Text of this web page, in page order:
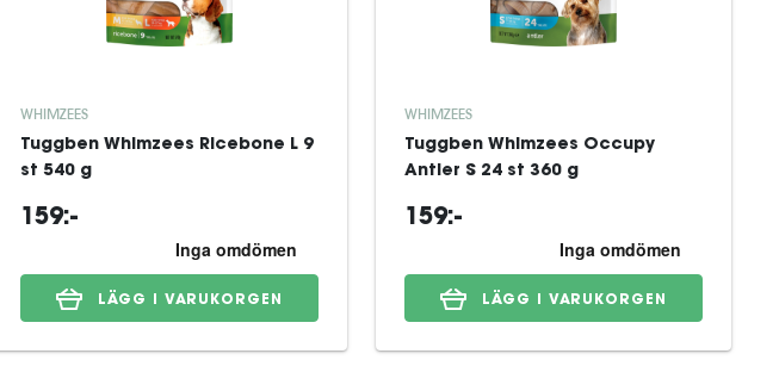
WHIMZEES
Tuggben Whimzees Ricebone L 9
st 540 g
159:-
LÄGG I VARUKORGEN
WHIMZEES
Tuggben Whimzees Occupy
Antler S 24 st 360 g
159:-
LÄGG I VARUKORGEN